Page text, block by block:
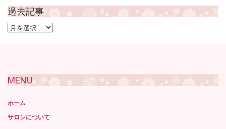
過去記事
過
MENU
ホーム
サロンについて